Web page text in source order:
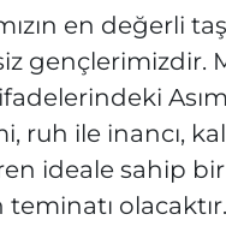
en değerli
gençlerimizdir.
ruh ile inancı,
ideale sahip
olacaktır.